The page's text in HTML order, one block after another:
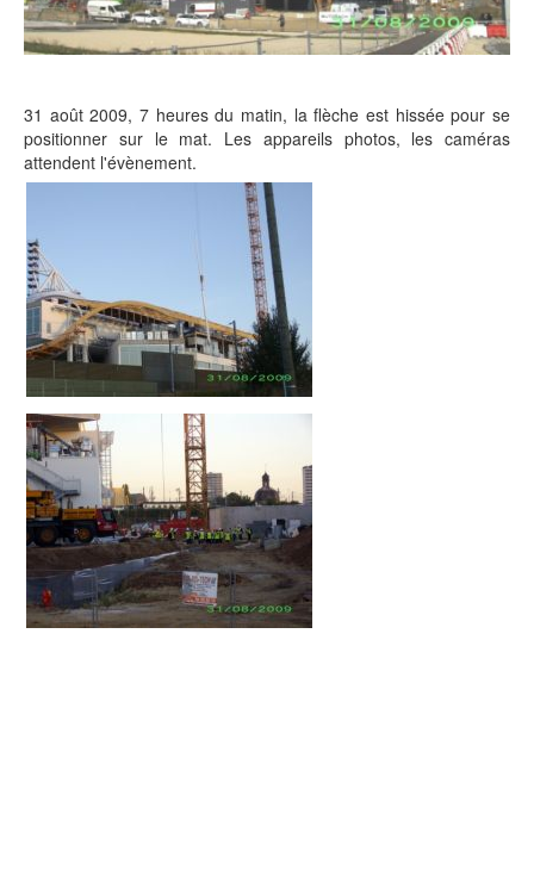
31 août 2009, 7 heures du matin, la flèche est hissée pour se
positionner sur le mat. Les appareils photos, les caméras
attendent l'évènement.